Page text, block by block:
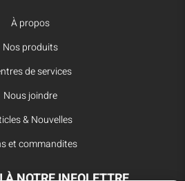
À propos
Nos produits
de services
Nous joindre
& Nouvelles
et commandites